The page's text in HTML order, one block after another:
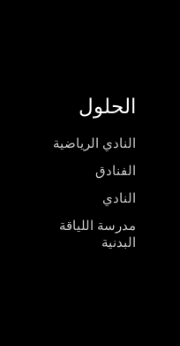
الحلول
النادي الرياضية
الفنادق
النادي
مدرسة اللياقة
البدنية